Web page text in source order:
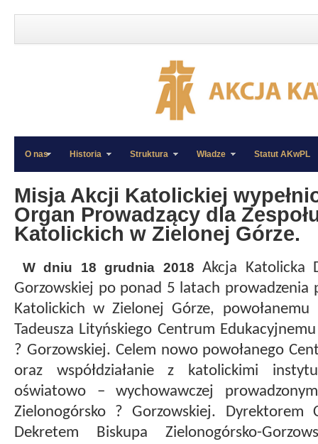
»
»
O nas Historia Struktura Władze Statut AKwPL
Misja Akcji Katolickiej
Organ Prowadzący dla
Katolickich w Zielonej Górze.
W dniu 18 grudnia 2018Akcja Katolicka
Gorzowskiej po ponad 5 latach prowadzenia
Katolickich w Zielonej Górze, powołanemu
Tadeusza Lityńskiego Centrum
? Gorzowskiej. Celem nowo powołanego
oraz współdziałanie z katolickimi
oświatowo – wychowawczej
Zielonogórsko ? Gorzowskiej. Dyrektorem
Dekretem Biskupa Zielonogórsko-